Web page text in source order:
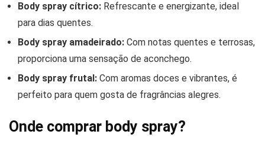
Body spray cítrico: Refrescante e energizante, ideal
para dias quentes.
Body spray amadeirado: Com notas quentes e terrosas,
proporciona uma sensação de aconchego.
Body spray frutal: Com aromas doces e vibrantes, é
perfeito para quem gosta de fragrâncias alegres.
Onde comprar body spray?